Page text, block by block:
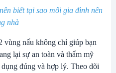
biết tại sao mỗi gia đình nên
nhà
vùng nấu không chỉ giúp bạn
lại sự an toàn và thẩm mỹ
đúng và hợp lý. Theo dõi